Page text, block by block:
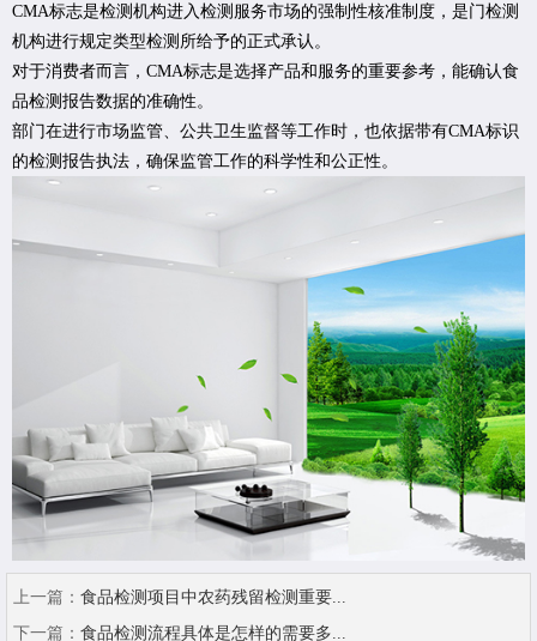
CMA标志是检测机构进入检测服务市场的强制性核准制度，是门检测
机构进行规定类型检测所给予的正式承认。
对于消费者而言，CMA标志是选择产品和服务的重要参考，能确认食
品检测报告数据的准确性。
部门在进行市场监管、公共卫生监督等工作时，也依据带有CMA标识
的检测报告执法，确保监管工作的科学性和公正性。
上一篇： 食品检测项目中农药残留检测重要...
下一篇： 食品检测流程具体是怎样的需要多...